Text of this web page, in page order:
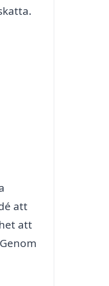
att
att